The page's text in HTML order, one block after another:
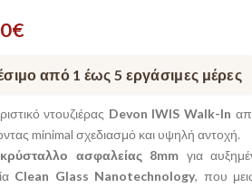
€
από 1 έως 5 εργάσιμες μέρες
ντουζιέρας Devon IWIS Walk-In
minimal σχεδιασμό και υψηλή αντοχή.
κρύσταλλο ασφαλείας 8mm για
Clean Glass Nanotechnology, που